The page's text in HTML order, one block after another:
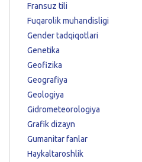
Fransuz tili
Fuqarolik muhandisligi
Gender tadqiqotlari
Genetika
Geofizika
Geografiya
Geologiya
Gidrometeorologiya
Grafik dizayn
Gumanitar fanlar
Haykaltaroshlik